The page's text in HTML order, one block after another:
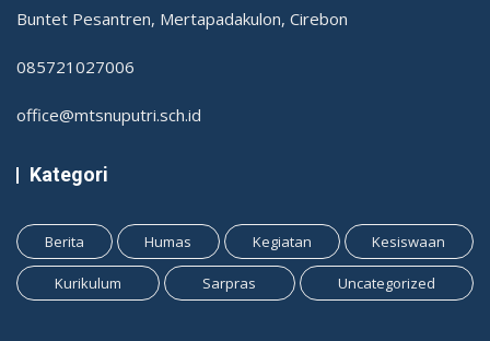
Buntet Pesantren, Mertapadakulon, Cirebon
085721027006
office@mtsnuputri.sch.id
Kategori
Berita Humas Kegiatan Kesiswaan
Kurikulum Sarpras Uncategorized